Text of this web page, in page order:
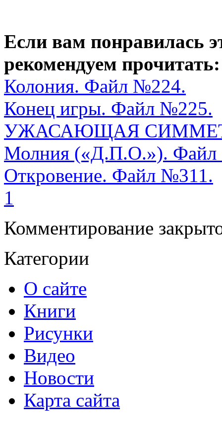
Если вам понравилась
рекомендуем прочитать:
Колония. Файл №224.
Конец игры. Файл №225.
УЖАСАЮЩАЯ
Молния («Д.П.О.»).
Откровение. Файл №311.
1
Комментирование
Категории
О сайте
Книги
Рисунки
Видео
Новости
Карта сайта